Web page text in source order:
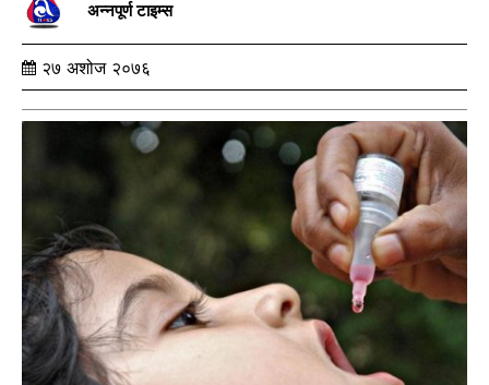
अन्नपूर्ण टाइम्स
२७ अशोज २०७६